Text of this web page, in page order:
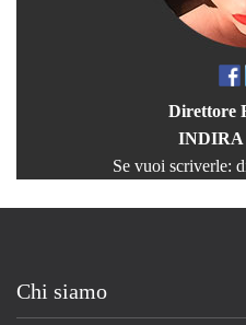
Direttore
INDIRA
Se vuoi scriverle:
Chi siamo